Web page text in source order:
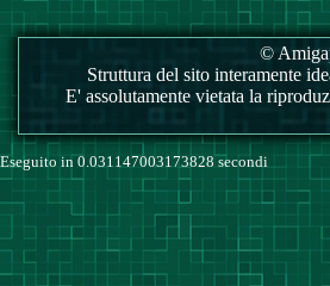
©
Struttura del sito interamente
E' assolutamente vietata la
Eseguito in 0.031147003173828 secondi